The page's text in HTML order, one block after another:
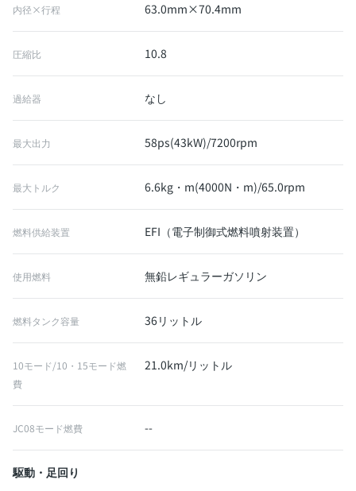
内径×行程 63.0mm×70.4mm
圧縮比 10.8
過給器 なし
最大出力 58ps(43kW)/7200rpm
最大トルク 6.6kg・m(4000N・m)/65.0rpm
燃料供給装置 EFI（電子制御式燃料噴射装置）
使用燃料 無鉛レギュラーガソリン
燃料タンク容量 36リットル
10モード/10・15モード燃
費
21.0km/リットル
JC08モード燃費 --
駆動・足回り